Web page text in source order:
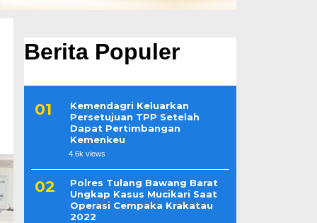
Berita Populer
Kemendagri Keluarkan
Persetujuan TPP Setelah
Dapat Pertimbangan
Kemenkeu
4.6k views
Polres Tulang Bawang Barat
Ungkap Kasus Mucikari Saat
Operasi Cempaka Krakatau
2022